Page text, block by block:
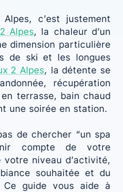
c’est justement
Alpes, la chaleur d’un
dimension particulière
de ski et les longues
2 Alpes, la détente se
récupération
terrasse, bain chaud
une soirée en station.
de chercher “un spa
compte de votre
niveau d’activité,
souhaitée et du
Ce guide vous aide à